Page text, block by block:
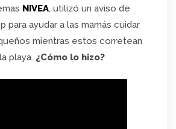
NIVEA, utilizó un aviso de
para ayudar a las mamás cuidar
mientras estos corretean
playa. ¿Cómo lo hizo?